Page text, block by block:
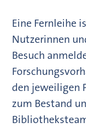
Eine Fernleihe
Nutzerinnen
Besuch
den jeweiligen
zum Bestand